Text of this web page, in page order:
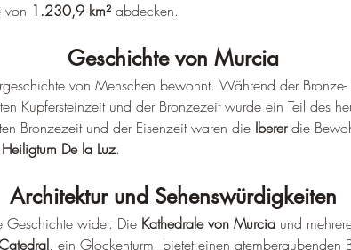
von 1.230,9 km² abdecken.
Geschichte von Murcia
von Menschen bewohnt. Während der
Kupfersteinzeit und der Bronzezeit wurde ein Teil des
Bronzezeit und der Eisenzeit waren die Iberer die
De la Luz.
Architektur und Sehenswürdigkeiten
Geschichte wider. Die Kathedrale von Murcia und
, ein Glockenturm, bietet einen atemberaubenden